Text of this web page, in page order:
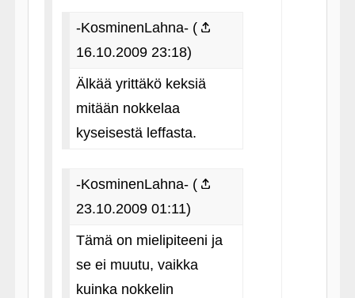
-KosminenLahna- (
16.10.2009 23:18)
Älkää yrittäkö keksiä
mitään nokkelaa
kyseisestä leffasta.
-KosminenLahna- (
23.10.2009 01:11)
Tämä on mielipiteeni ja
se ei muutu, vaikka
kuinka nokkelin